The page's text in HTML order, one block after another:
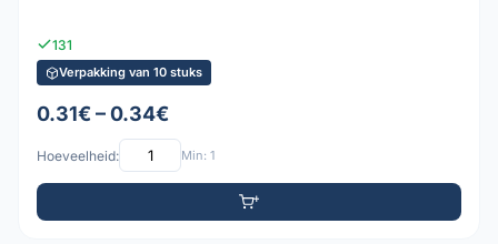
131
Verpakking van 10 stuks
0.31€ – 0.34€
Hoeveelheid: Min: 1